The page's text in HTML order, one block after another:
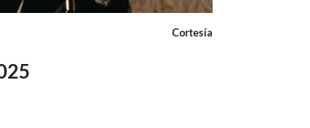
Cortesía